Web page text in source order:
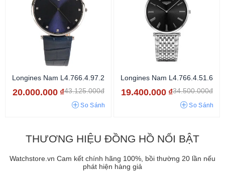
Longines Nam L4.766.4.97.2
20.000.000 ₫43.125.000đ
So Sánh
Longines Nam L4.766.4.51.6
19.400.000 ₫34.500.000đ
So Sánh
THƯƠNG HIỆU ĐỒNG HỒ NỔI BẬT
Watchstore.vn Cam kết chính hãng 100%, bồi thường 20 lần nếu
phát hiện hàng giả